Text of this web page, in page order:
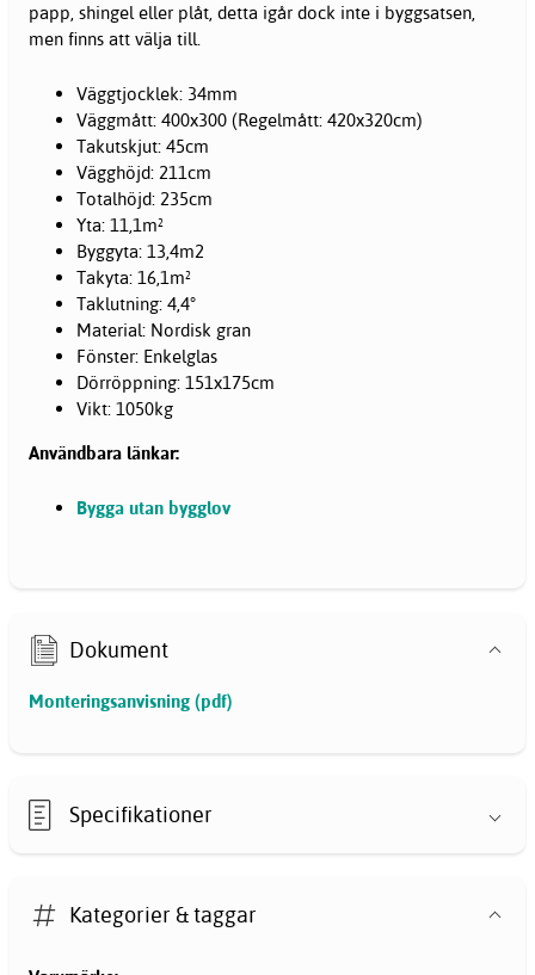
papp, shingel eller plåt, detta igår dock inte i byggsatsen,
men finns att välja till.
Väggtjocklek: 34mm
Väggmått: 400x300 (Regelmått: 420x320cm)
Takutskjut: 45cm
Vägghöjd: 211cm
Totalhöjd: 235cm
Yta: 11,1m²
Byggyta: 13,4m2
Takyta: 16,1m²
Taklutning: 4,4°
Material: Nordisk gran
Fönster: Enkelglas
Dörröppning: 151x175cm
Vikt: 1050kg
Användbara länkar:
Bygga utan bygglov
Dokument
Monteringsanvisning (pdf)
Specifikationer
Kategorier & taggar